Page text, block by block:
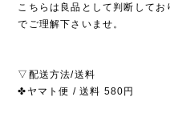
こちらは良品として判断して
でご理解下さいませ。
▽配送方法/送料
✤ヤマト便 / 送料 580円